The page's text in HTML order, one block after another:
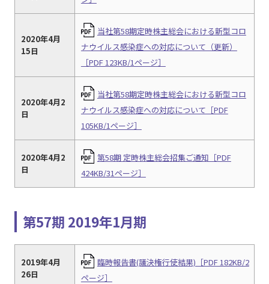
2020年4月
15日
当社第58期定時株主総会における新型コロ
ナウイルス感染症への対応について（更新）
［PDF 123KB/1ページ］
2020年4月2
日
当社第58期定時株主総会における新型コロ
ナウイルス感染症への対応について［PDF
105KB/1ページ］
2020年4月2
日
第58期 定時株主総会招集ご通知［PDF
424KB/31ページ］
第57期 2019年1月期
2019年4月
26日
臨時報告書(議決権行使結果)［PDF 182KB/2
ページ］